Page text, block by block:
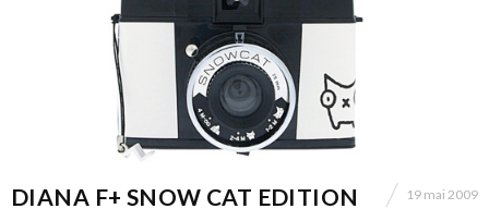
DIANA F+ SNOW CAT EDITION 19 mai 2009